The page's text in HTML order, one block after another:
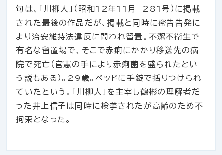
句は、「川柳人」（昭和12年11月 281号）に掲載
された最後の作品だが、掲載と同時に密告告発に
より治安維持法違反に問われ留置。不潔不衛生で
有名な留置場で、そこで赤痢にかかり移送先の病
院で死亡（官憲の手により赤痢菌を盛られたとい
う説もある）。29歳。ベッドに手錠で括りつけられ
ていたという。「川柳人」を主宰し鶴彬の理解者だ
った井上信子は同時に検挙されたが高齢のため不
拘束となった。